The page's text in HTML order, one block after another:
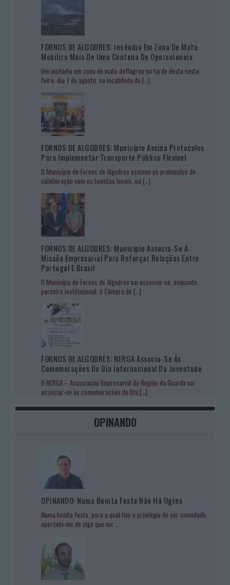
FORNOS DE ALGODRES: Incêndio Em Zona De Mato
Mobiliza Mais De Uma Centena De Operacionais
Um incêndio em zona de mato deflagrou na tarde desta sexta-
feira, dia 7 de agosto, na localidade de […]
FORNOS DE ALGODRES: Município Assina Protocolos
Para Implementar Transporte Público Flexível
O Município de Fornos de Algodres assinou os protocolos de
colaboração com os taxistas locais, no […]
FORNOS DE ALGODRES: Município Associa-Se A
Missão Empresarial Para Reforçar Relações Entre
Portugal E Brasil
O Município de Fornos de Algodres vai associar-se, enquanto
parceiro institucional, à Câmara de […]
FORNOS DE ALGODRES: NERGA Associa-Se Às
Comemorações Do Dia Internacional Da Juventude
O NERGA – Associação Empresarial da Região da Guarda vai
associar-se às comemorações do Dia […]
OPINANDO
OPINANDO: Numa Bonita Festa Não Há Ogres
Numa bonita festa, para a qual tive o privilégio de ser convidado,
apercebi-me de algo que me ...